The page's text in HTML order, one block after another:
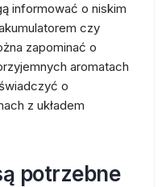
informować o niskim
czy
zapominać o
aromatach
o
z układem
potrzebne